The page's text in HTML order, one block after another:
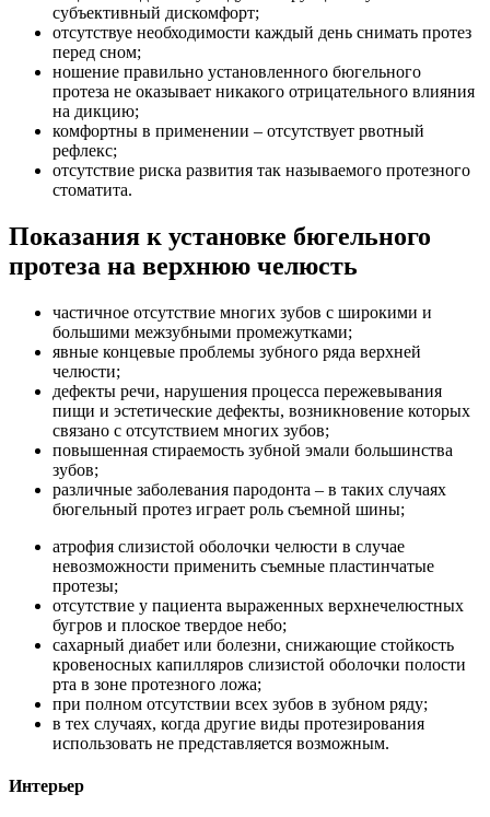
субъективный дискомфорт;
отсутствуе необходимости каждый день снимать протез
перед сном;
ношение правильно установленного бюгельного
протеза не оказывает никакого отрицательного влияния
на дикцию;
комфортны в применении – отсутствует рвотный
рефлекс;
отсутствие риска развития так называемого протезного
стоматита.
Показания к установке бюгельного
протеза на верхнюю челюсть
частичное отсутствие многих зубов с широкими и
большими межзубными промежутками;
явные концевые проблемы зубного ряда верхней
челюсти;
дефекты речи, нарушения процесса пережевывания
пищи и эстетические дефекты, возникновение которых
связано с отсутствием многих зубов;
повышенная стираемость зубной эмали большинства
зубов;
различные заболевания пародонта – в таких случаях
бюгельный протез играет роль съемной шины;
атрофия слизистой оболочки челюсти в случае
невозможности применить съемные пластинчатые
протезы;
отсутствие у пациента выраженных верхнечелюстных
бугров и плоское твердое небо;
сахарный диабет или болезни, снижающие стойкость
кровеносных капилляров слизистой оболочки полости
рта в зоне протезного ложа;
при полном отсутствии всех зубов в зубном ряду;
в тех случаях, когда другие виды протезирования
использовать не представляется возможным.
Интерьер